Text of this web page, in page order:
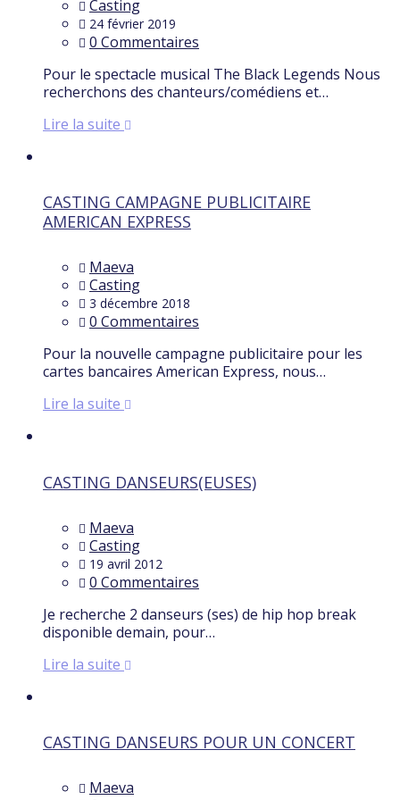
Casting
24 février 2019
0 Commentaires
Pour le spectacle musical The Black Legends Nous
recherchons des chanteurs/comédiens et…
Lire la suite
CASTING CAMPAGNE PUBLICITAIRE
AMERICAN EXPRESS
Maeva
Casting
3 décembre 2018
0 Commentaires
Pour la nouvelle campagne publicitaire pour les
cartes bancaires American Express, nous…
Lire la suite
CASTING DANSEURS(EUSES)
Maeva
Casting
19 avril 2012
0 Commentaires
Je recherche 2 danseurs (ses) de hip hop break
disponible demain, pour…
Lire la suite
CASTING DANSEURS POUR UN CONCERT
Maeva